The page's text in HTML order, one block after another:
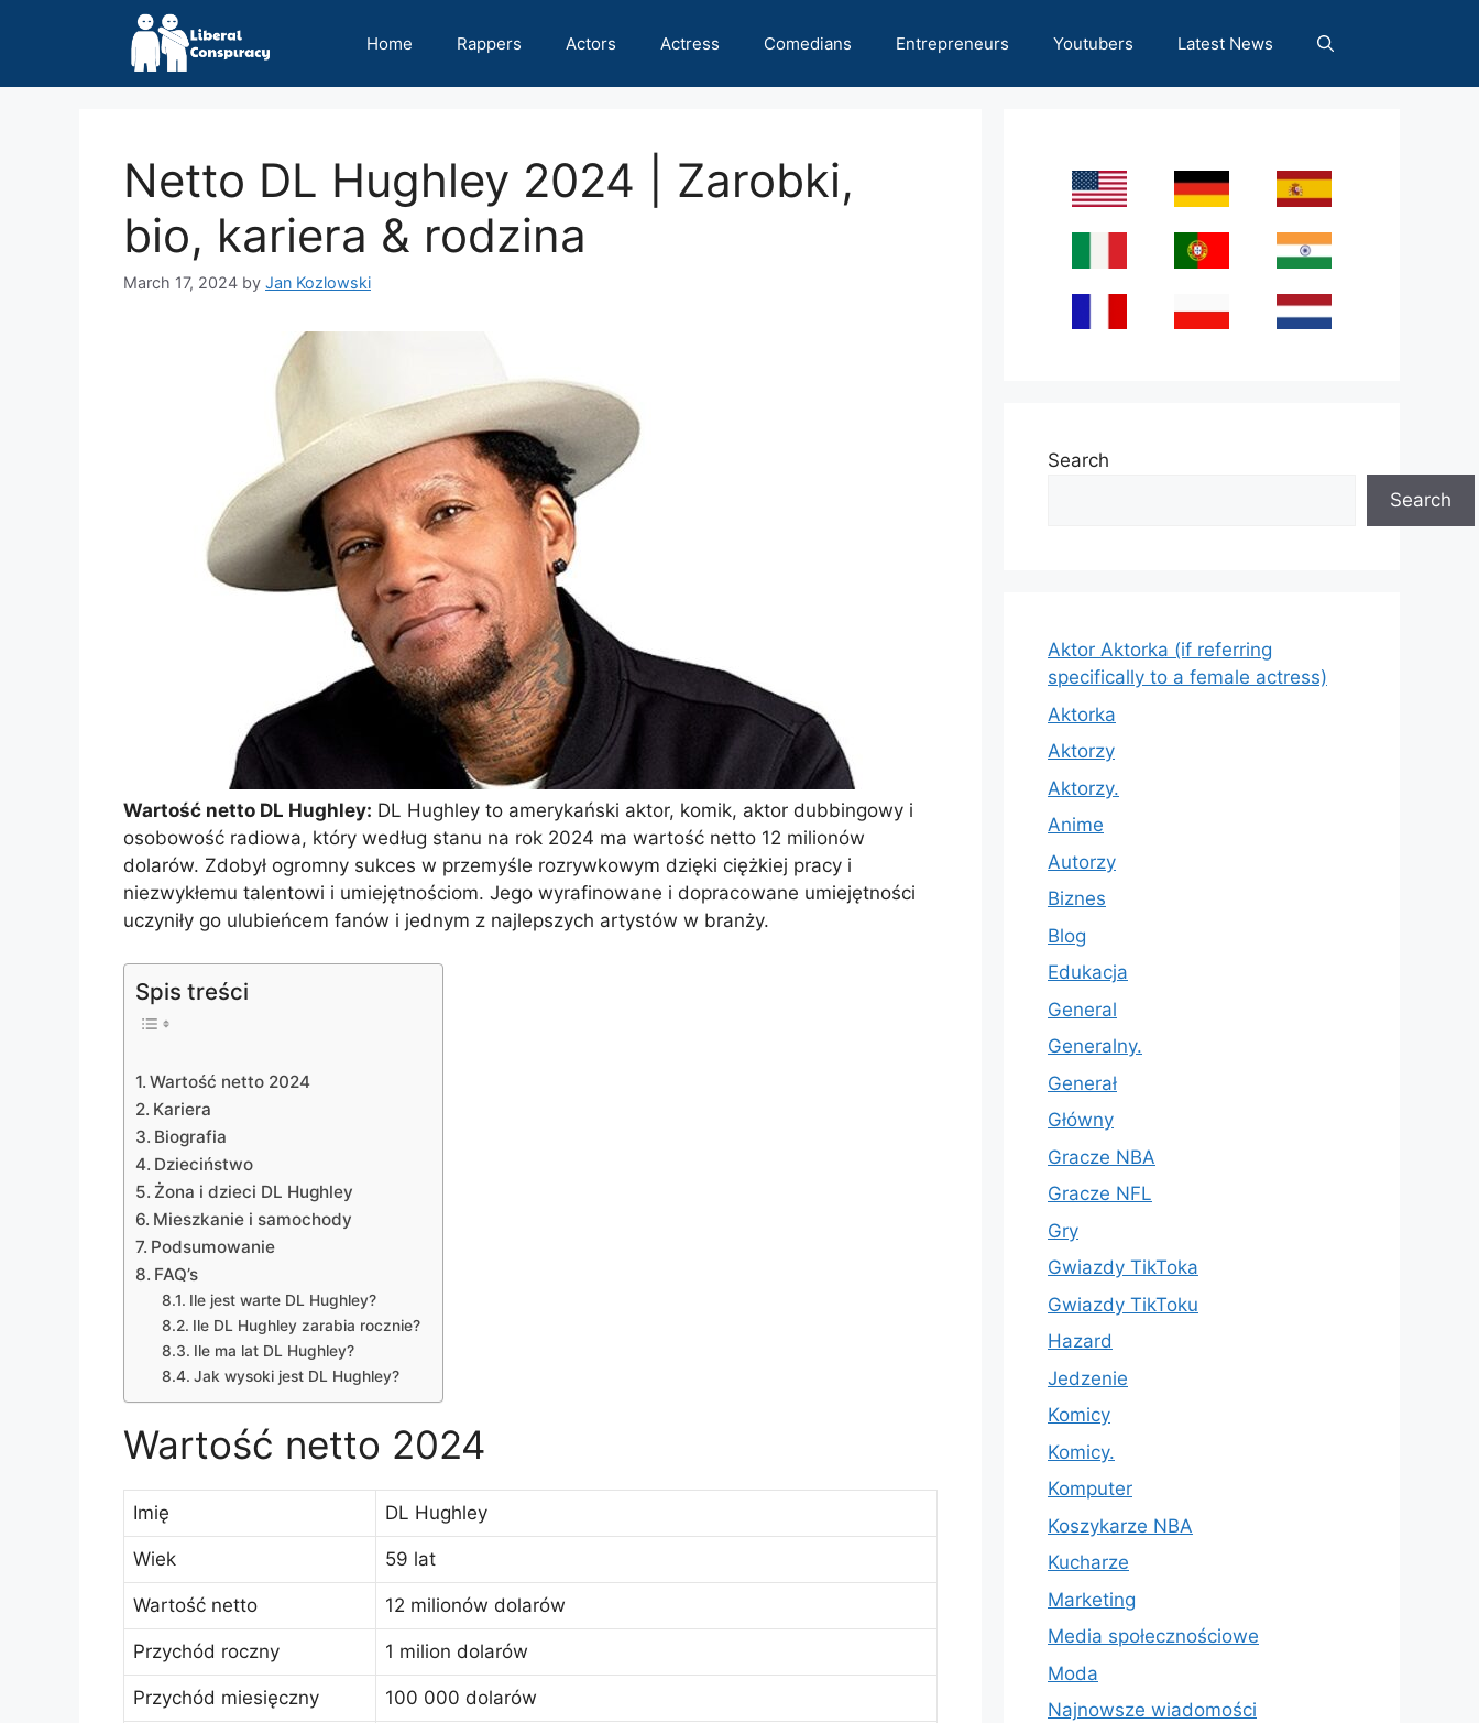
Home Rappers Actors Actress Comedians Entrepreneurs Youtubers Latest News
Netto DL Hughley 2024 | Zarobki,
bio, kariera & rodzina
March 17, 2024 by Jan Kozlowski
Wartość netto DL Hughley: DL Hughley to amerykański aktor, komik, aktor dubbingowy i
osobowość radiowa, który według stanu na rok 2024 ma wartość netto 12 milionów
dolarów. Zdobył ogromny sukces w przemyśle rozrywkowym dzięki ciężkiej pracy i
niezwykłemu talentowi i umiejętnościom. Jego wyrafinowane i dopracowane umiejętności
uczyniły go ulubieńcem fanów i jednym z najlepszych artystów w branży.
Spis treści
Wartość netto 2024
Kariera
Biografia
Dzieciństwo
Żona i dzieci DL Hughley
Mieszkanie i samochody
Podsumowanie
FAQ’s
Ile jest warte DL Hughley?
Ile DL Hughley zarabia rocznie?
Ile ma lat DL Hughley?
Jak wysoki jest DL Hughley?
Wartość netto 2024
Imię DL Hughley
Wiek 59 lat
Wartość netto 12 milionów dolarów
Przychód roczny 1 milion dolarów
Przychód miesięczny 100 000 dolarów
Search
Search
Aktor Aktorka (if referring
specifically to a female actress)
Aktorka
Aktorzy
Aktorzy.
Anime
Autorzy
Biznes
Blog
Edukacja
General
Generalny.
Generał
Główny
Gracze NBA
Gracze NFL
Gry
Gwiazdy TikToka
Gwiazdy TikToku
Hazard
Jedzenie
Komicy
Komicy.
Komputer
Koszykarze NBA
Kucharze
Marketing
Media społecznościowe
Moda
Najnowsze wiadomości